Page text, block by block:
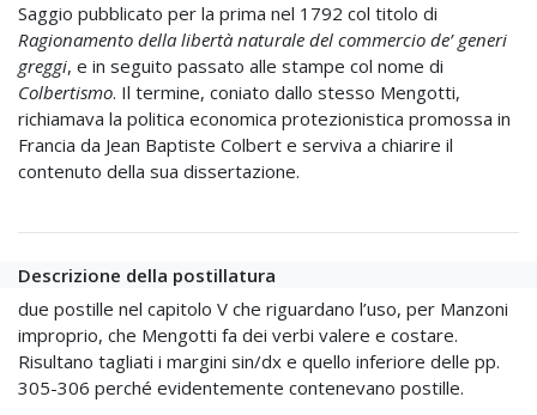
Saggio pubblicato per la prima nel 1792 col titolo di
Ragionamento della libertà naturale del commercio de’ generi
greggi, e in seguito passato alle stampe col nome di
Colbertismo. Il termine, coniato dallo stesso Mengotti,
richiamava la politica economica protezionistica promossa in
Francia da Jean Baptiste Colbert e serviva a chiarire il
contenuto della sua dissertazione.
Descrizione della postillatura
due postille nel capitolo V che riguardano l’uso, per Manzoni
improprio, che Mengotti fa dei verbi valere e costare.
Risultano tagliati i margini sin/dx e quello inferiore delle pp.
305-306 perché evidentemente contenevano postille.